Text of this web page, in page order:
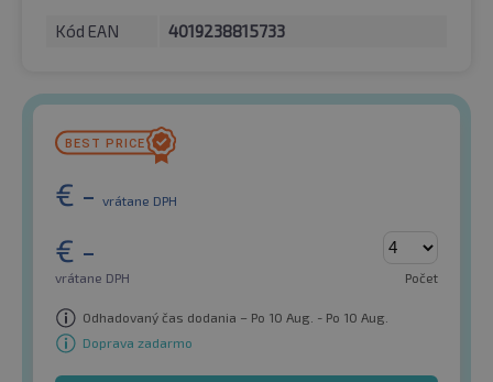
Kód EAN 4019238815733
€ - vrátane DPH
€ -
vrátane DPH Počet
Odhadovaný čas dodania – Po 10 Aug. - Po 10 Aug.
Doprava zadarmo